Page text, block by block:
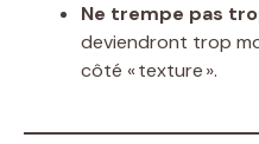
Ne trempe pas
deviendront trop
côté « texture ».